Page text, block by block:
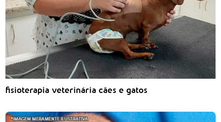
fisioterapia veterinária cães e gatos